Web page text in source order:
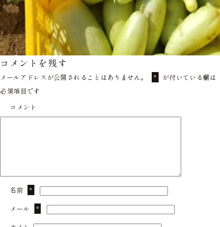
コメントを残す
メールアドレスが公開されることはありません。 *
が付いている欄は
必須項目です
コメント
名前 *
メール *